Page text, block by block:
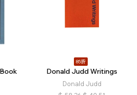
85折
Donald Judd Writings
Donald Judd